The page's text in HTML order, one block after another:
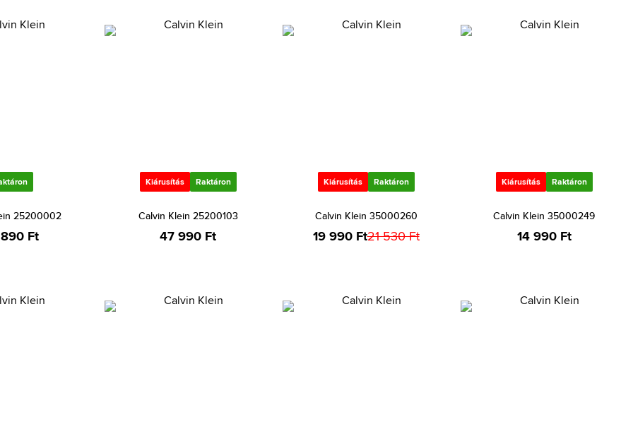
25200002
Ft
Kiárusítás Raktáron
Calvin Klein 25200103
47 990 Ft
Kiárusítás Raktáron
Calvin Klein 35000260
19 990 Ft21 530 Ft
Kiárusítás Raktáron
Calvin Klein 35000249
14 990 Ft